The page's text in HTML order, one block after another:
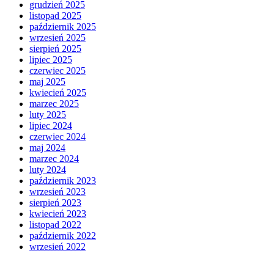
grudzień 2025
listopad 2025
październik 2025
wrzesień 2025
sierpień 2025
lipiec 2025
czerwiec 2025
maj 2025
kwiecień 2025
marzec 2025
luty 2025
lipiec 2024
czerwiec 2024
maj 2024
marzec 2024
luty 2024
październik 2023
wrzesień 2023
sierpień 2023
kwiecień 2023
listopad 2022
październik 2022
wrzesień 2022